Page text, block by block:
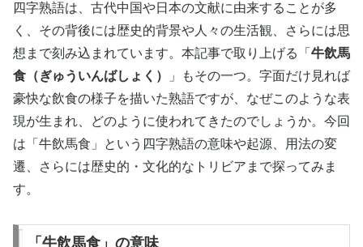
四字熟語は、古代中国や日本の文献に由来することが多
く、その背後には歴史的背景や人々の生活観、さらには思
想まで刻み込まれています。本記事で取り上げる「 牛飲馬
食（ぎゅういんばしょく）
」もその一つ。字面だけ見れば
豪快な飲食の様子を描いた熟語ですが、なぜこのような表
現が生まれ、どのように使われてきたのでしょうか。今回
は「牛飲馬食」という四字熟語の意味や起源、用法の変
遷、さらには歴史的・文化的なトリビアまで探ってみま
す。
「牛飲馬食」の意味